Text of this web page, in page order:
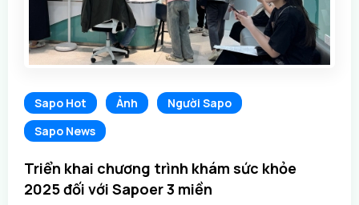
Sapo Hot Ảnh
Người Sapo
Sapo News
Triển khai chương trình khám sức khỏe
2025 đối với Sapoer 3 miền